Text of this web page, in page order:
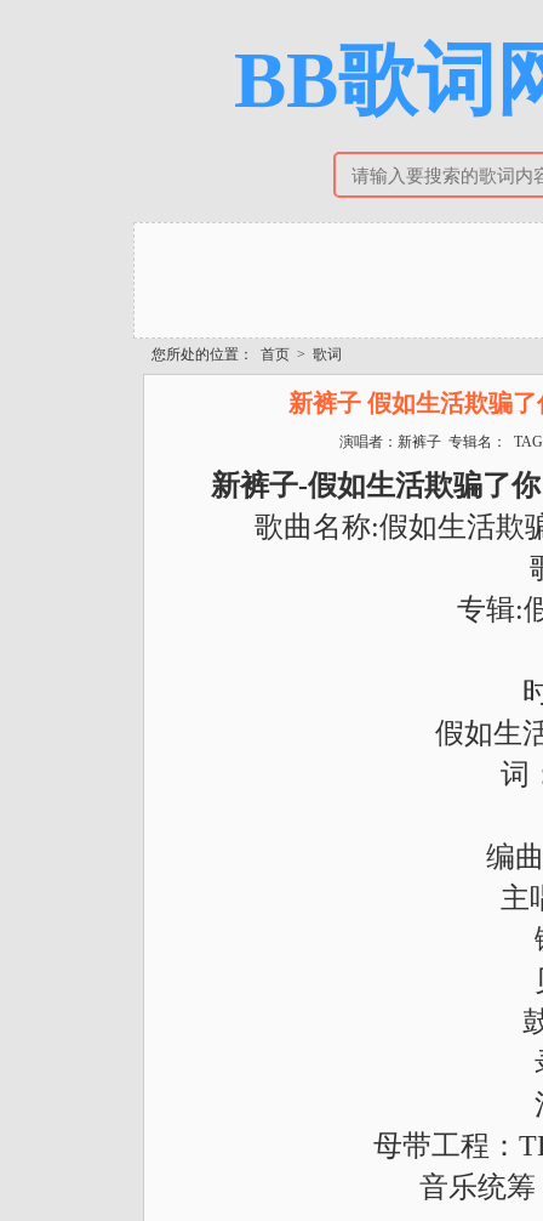
BB歌词
您所处的位置： 首页 > 歌词
新裤子 假如生活欺骗
演唱者：新裤子 专辑名：
新裤子-假如生活欺骗了
歌曲名称:假如生活欺
专辑:
假如生
词
编
主
母带工程：
音乐统筹